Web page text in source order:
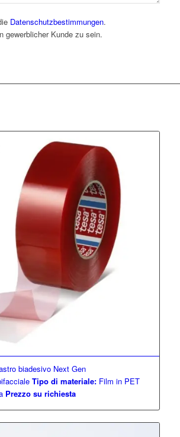
Datenschutzbestimmungen.
gewerblicher Kunde zu sein.
Feld leer
biadesivo Next Gen
Tipo di materiale:Film in PET
Prezzo su richiesta